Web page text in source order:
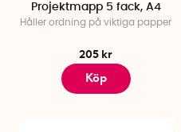
Projektmapp 5 fack, A4
Håller ordning på viktiga papper
205 kr
Köp